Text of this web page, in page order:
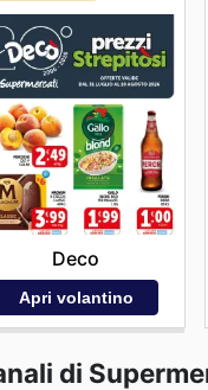
Deco
Apri volantino
di